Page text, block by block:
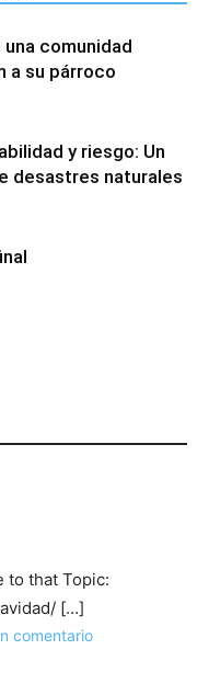
comunidad
a su párroco
y riesgo: Un
desastres naturales
to that Topic:
[…]
comentario